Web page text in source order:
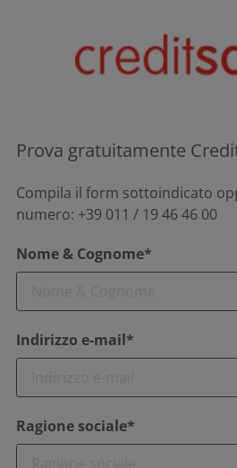
Prova gratuitamente
Compila il form sottoindicato
numero: +39 011 / 19 46 46 00
Nome & Cognome*
Indirizzo e-mail*
Ragione sociale*